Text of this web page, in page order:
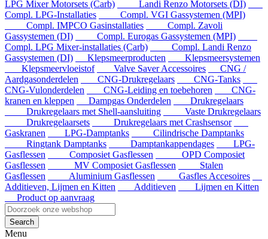
LPG Mixer Motorsets (Carb)
Landi Renzo Motorsets (DI)
Compl. LPG-Installaties
Compl. VGI Gassystemen (MPI)
Compl. IMPCO Gasinstallaties
Compl. Zavoli
Gassystemen (DI)
Compl. Eurogas Gassystemen (MPI)
Compl. LPG Mixer-installaties (Carb)
Compl. Landi Renzo
Gassystemen (DI)
Klepsmeerproducten
Klepsmeersystemen
Klepsmeervloeistof
Valve Saver Accessoires
CNG /
Aardgasonderdelen
CNG-Drukregelaars
CNG-Tanks
CNG-Vulonderdelen
CNG-Leiding en toebehoren
CNG-
kranen en kleppen
Dampgas Onderdelen
Drukregelaars
Drukregelaars met Shell-aansluiting
Vaste Drukregelaars
Drukregelaarsets
Drukregelaars met Crashsensor
Gaskranen
LPG-Damptanks
Cilindrische Damptanks
Ringtank Damptanks
Damptankappendages
LPG-
Gasflessen
Composiet Gasflessen
OPD Composiet
Gasflessen
MV Composiet Gasflessen
Stalen
Gasflessen
Aluminium Gasflessen
Gasfles Accesoires
Additieven, Lijmen en Kitten
Additieven
Lijmen en Kitten
Product op aanvraag
Search
Menu